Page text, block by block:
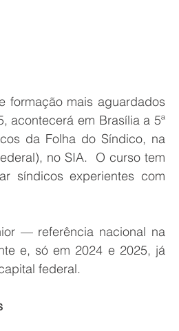
formação mais aguardados
acontecerá em Brasília a 5ª
da Folha do Síndico, na
no SIA.  O curso tem
síndicos experientes com
— referência nacional na
e, só em 2024 e 2025, já
federal.